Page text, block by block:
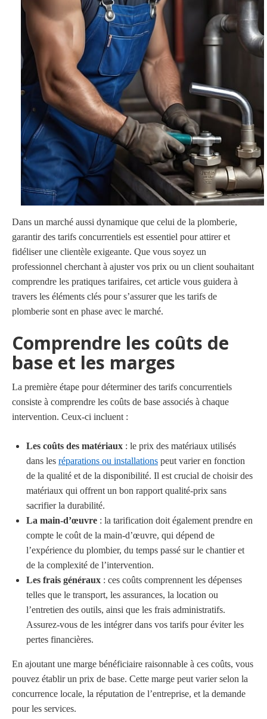
Dans un marché aussi dynamique que celui de la plomberie,
garantir des tarifs concurrentiels est essentiel pour attirer et
fidéliser une clientèle exigeante. Que vous soyez un
professionnel cherchant à ajuster vos prix ou un client souhaitant
comprendre les pratiques tarifaires, cet article vous guidera à
travers les éléments clés pour s’assurer que les tarifs de
plomberie sont en phase avec le marché.
Comprendre les coûts de
base et les marges
La première étape pour déterminer des tarifs concurrentiels
consiste à comprendre les coûts de base associés à chaque
intervention. Ceux-ci incluent :
Les coûts des matériaux : le prix des matériaux utilisés
dans les réparations ou installations peut varier en fonction
de la qualité et de la disponibilité. Il est crucial de choisir des
matériaux qui offrent un bon rapport qualité-prix sans
sacrifier la durabilité.
La main-d’œuvre : la tarification doit également prendre en
compte le coût de la main-d’œuvre, qui dépend de
l’expérience du plombier, du temps passé sur le chantier et
de la complexité de l’intervention.
Les frais généraux : ces coûts comprennent les dépenses
telles que le transport, les assurances, la location ou
l’entretien des outils, ainsi que les frais administratifs.
Assurez-vous de les intégrer dans vos tarifs pour éviter les
pertes financières.
En ajoutant une marge bénéficiaire raisonnable à ces coûts, vous
pouvez établir un prix de base. Cette marge peut varier selon la
concurrence locale, la réputation de l’entreprise, et la demande
pour les services.